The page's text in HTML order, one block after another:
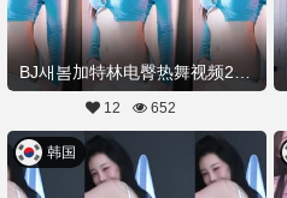
12 652
韩国